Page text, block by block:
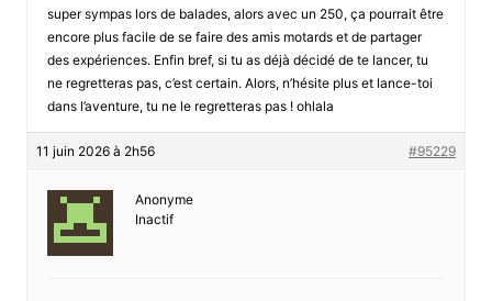
super sympas lors de balades, alors avec un 250, ça pourrait être
encore plus facile de se faire des amis motards et de partager
des expériences. Enfin bref, si tu as déjà décidé de te lancer, tu
ne regretteras pas, c’est certain. Alors, n’hésite plus et lance-toi
dans l’aventure, tu ne le regretteras pas ! ohlala
11 juin 2026 à 2h56 #95229
Anonyme
Inactif